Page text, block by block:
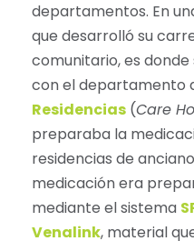
departamentos. En
que desarrolló su
comunitario, es
con el departamento
Residencias (Care
preparaba la
residencias de
medicación era
mediante el sistema
Venalink, material